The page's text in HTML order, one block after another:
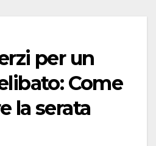
per un
Come
la serata